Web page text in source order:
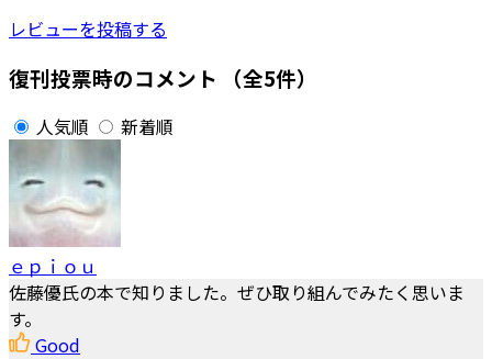
レビューを投稿する
復刊投票時のコメント （全5件）
人気順 新着順
ｅｐｉｏｕ
佐藤優氏の本で知りました。ぜひ取り組んでみたく思いま
す。
Good